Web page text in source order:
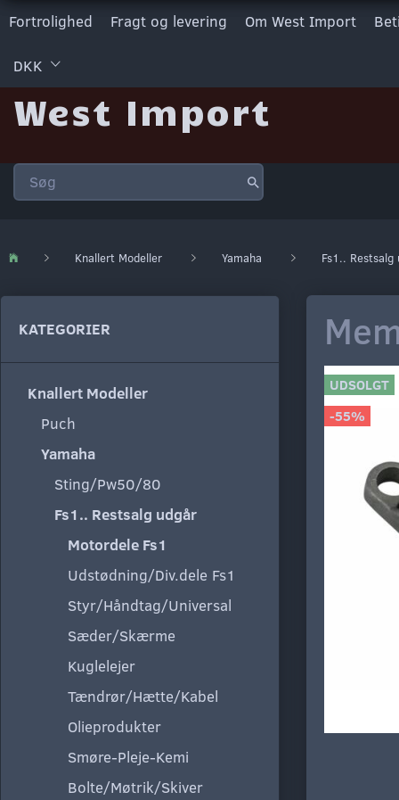
Fortrolighed Fragt og levering Om West Import
DKK
West Import
Knallert Modeller Yamaha Fs1.. Restsalg
KATEGORIER
Knallert Modeller
Puch
Yamaha
Sting/Pw50/80
Fs1.. Restsalg udgår
Motordele Fs1
Udstødning/Div.dele Fs1
Styr/Håndtag/Universal
Sæder/Skærme
Kuglelejer
Tændrør/Hætte/Kabel
Olieprodukter
Smøre-Pleje-Kemi
Bolte/Møtrik/Skiver
UDSOLGT
-55%